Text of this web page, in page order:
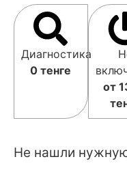
Диагностика
0 тенге
от
Не нашли